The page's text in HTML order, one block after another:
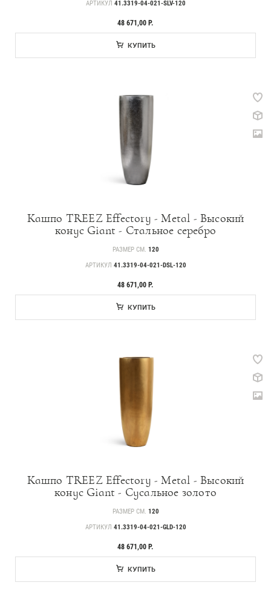
АРТИКУЛ 41.3319-04-021-SLV-120
48 671,00 Р.
КУПИТЬ
Кашпо TREEZ Effectory - Metal - Высокий
конус Giant - Стальное серебро
РАЗМЕР СМ. 120
АРТИКУЛ 41.3319-04-021-DSL-120
48 671,00 Р.
КУПИТЬ
Кашпо TREEZ Effectory - Metal - Высокий
конус Giant - Сусальное золото
РАЗМЕР СМ. 120
АРТИКУЛ 41.3319-04-021-GLD-120
48 671,00 Р.
КУПИТЬ